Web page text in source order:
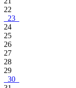
22
23
24
25
26
27
28
29
30